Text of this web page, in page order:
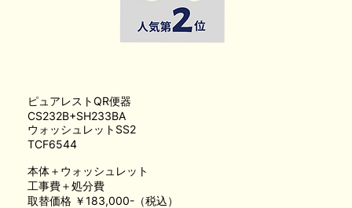
ピュアレストQR便器
CS232B+SH233BA
ウォッシュレットSS2
TCF6544
本体＋ウォッシュレット
工事費＋処分費
取替価格 ￥183,000-（税込）